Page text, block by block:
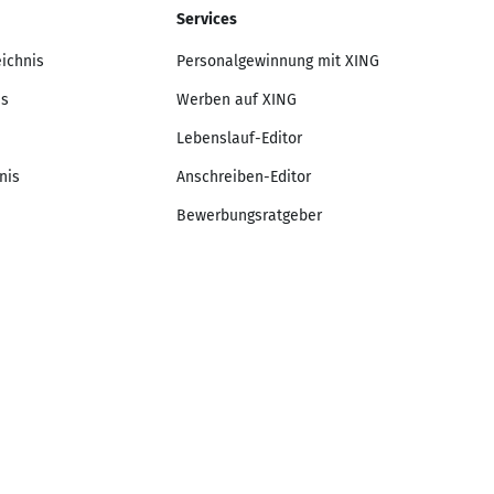
Services
Personalgewinnung mit XING
Werben auf XING
Lebenslauf-Editor
Anschreiben-Editor
Bewerbungsratgeber